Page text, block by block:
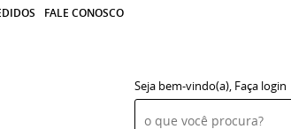
FALE CONOSCO
Seja bem-vindo(a), Faça login